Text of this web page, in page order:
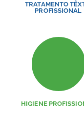
TRATAMENTO
PROFISSIONAL
HIGIENE